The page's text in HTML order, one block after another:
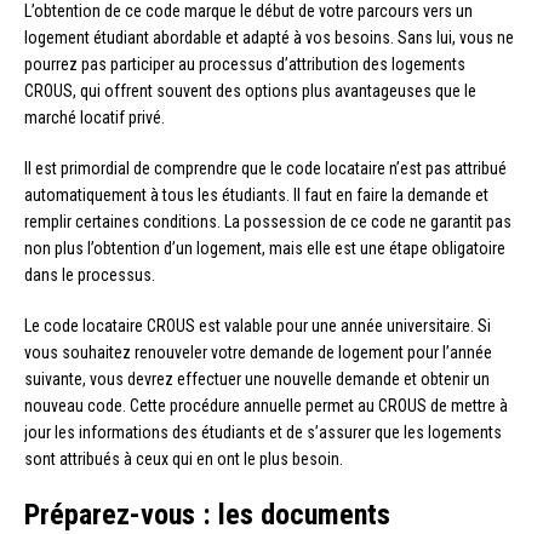
L’obtention de ce code marque le début de votre parcours vers un
logement étudiant abordable et adapté à vos besoins. Sans lui, vous ne
pourrez pas participer au processus d’attribution des logements
CROUS, qui offrent souvent des options plus avantageuses que le
marché locatif privé.
Il est primordial de comprendre que le code locataire n’est pas attribué
automatiquement à tous les étudiants. Il faut en faire la demande et
remplir certaines conditions. La possession de ce code ne garantit pas
non plus l’obtention d’un logement, mais elle est une étape obligatoire
dans le processus.
Le code locataire CROUS est valable pour une année universitaire. Si
vous souhaitez renouveler votre demande de logement pour l’année
suivante, vous devrez effectuer une nouvelle demande et obtenir un
nouveau code. Cette procédure annuelle permet au CROUS de mettre à
jour les informations des étudiants et de s’assurer que les logements
sont attribués à ceux qui en ont le plus besoin.
Préparez-vous : les documents